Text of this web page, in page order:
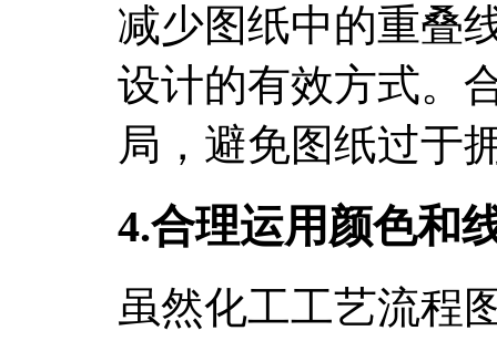
减少图纸中的重叠
设计的有效方式。
局，避免图纸过于
4.合理运用颜色和
虽然化工工艺流程